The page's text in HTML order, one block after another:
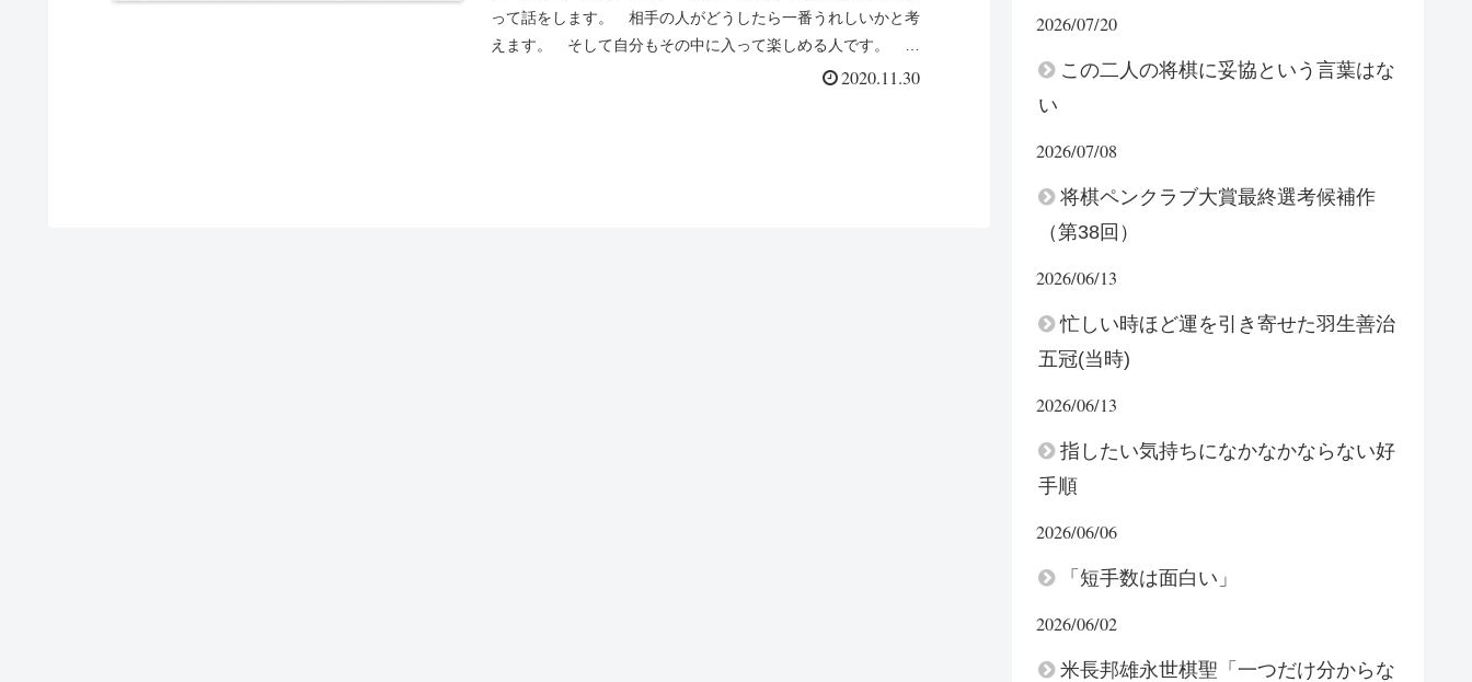
って話をします。 相手の人がどうしたら一番うれしいかと考
えます。 そして自分もその中に入って楽しめる人です。 彼
2020.11.30
2026/07/20
この二人の将棋に妥協という言葉はな
い
2026/07/08
将棋ペンクラブ大賞最終選考候補作
（第38回）
2026/06/13
忙しい時ほど運を引き寄せた羽生善治
五冠(当時)
2026/06/13
指したい気持ちになかなかならない好
手順
2026/06/06
「短手数は面白い」
2026/06/02
米長邦雄永世棋聖「一つだけ分からな